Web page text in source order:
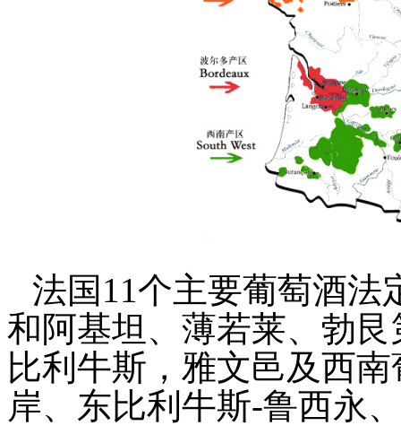
法国 11个主要葡萄酒法
和阿基坦、薄若莱、勃
比利牛斯，雅文邑及西
岸、东比利牛斯-鲁西永